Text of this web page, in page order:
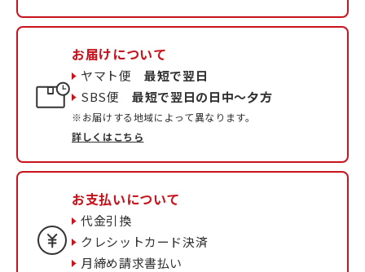
お届けについて
ヤマト便最短で翌日
SBS便最短で翌日の日中〜夕方
※お届けする地域によって異なります。
詳しくはこちら
お支払いについて
代金引換
クレシットカード決済
月締め請求書払い